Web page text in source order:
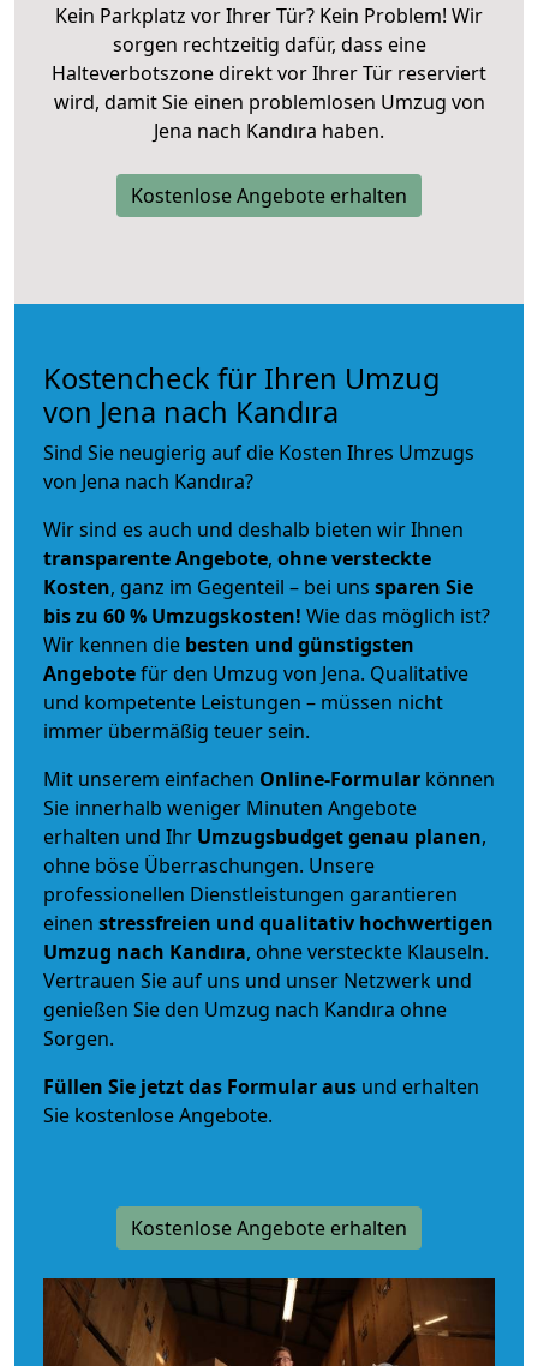
Kein Parkplatz vor Ihrer Tür? Kein Problem! Wir
sorgen rechtzeitig dafür, dass eine
Halteverbotszone direkt vor Ihrer Tür reserviert
wird, damit Sie einen problemlosen Umzug von
Jena nach Kandıra haben.
Kostenlose Angebote erhalten
Kostencheck für Ihren Umzug
von Jena nach Kandıra
Sind Sie neugierig auf die Kosten Ihres Umzugs
von Jena nach Kandıra?
Wir sind es auch und deshalb bieten wir Ihnen
transparente Angebote, ohne versteckte
Kosten, ganz im Gegenteil – bei uns sparen Sie
bis zu 60 % Umzugskosten! Wie das möglich ist?
Wir kennen die besten und günstigsten
Angebotefür den Umzug von Jena. Qualitative
und kompetente Leistungen – müssen nicht
immer übermäßig teuer sein.
Mit unserem einfachen Online-Formular können
Sie innerhalb weniger Minuten Angebote
erhalten und Ihr Umzugsbudgetgenau planen,
ohne böse Überraschungen. Unsere
professionellen Dienstleistungen garantieren
einen stressfreien und qualitativ hochwertigen
Umzug nach Kandıra, ohne versteckte Klauseln.
Vertrauen Sie auf uns und unser Netzwerk und
genießen Sie den Umzug nach Kandıra ohne
Sorgen.
Füllen Sie jetzt das Formular aus und erhalten
Sie kostenlose Angebote.
Kostenlose Angebote erhalten